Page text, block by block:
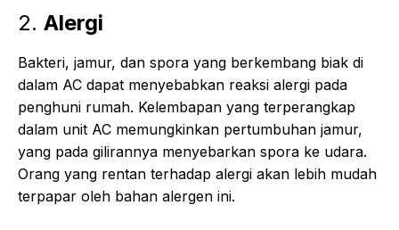
2. Alergi
Bakteri, jamur, dan spora yang berkembang biak di
dalam AC dapat menyebabkan reaksi alergi pada
penghuni rumah. Kelembapan yang terperangkap
dalam unit AC memungkinkan pertumbuhan jamur,
yang pada gilirannya menyebarkan spora ke udara.
Orang yang rentan terhadap alergi akan lebih mudah
terpapar oleh bahan alergen ini.